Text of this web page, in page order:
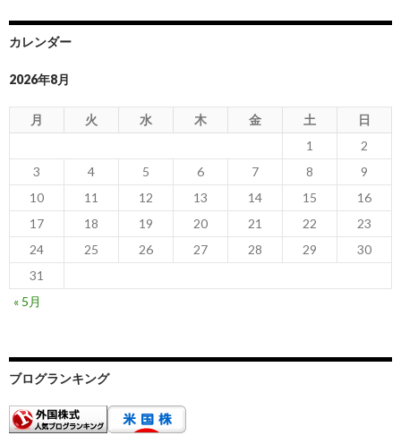
カレンダー
2026年8月
月 火 水 木 金 土
日
1
2
3
4 5 6 7 8
9
10
11 12 13 14 15
16
17
18 19 20 21 22
23
24
25 26 27 28 29
30
31
« 5月
ブログランキング